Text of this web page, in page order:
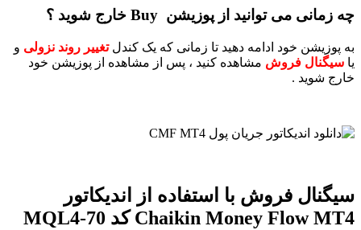
چه زمانی می توانید از پوزیشن Buy خارج شوید ؟
به پوزیشن خود ادامه دهید تا زمانی که یک کندلتغییر روند نزولی و
یا سیگنال فروش مشاهده کنید ، پس از مشاهده از پوزیشن خود
خارج شوید .
سیگنال فروش با استفاده از اندیکاتور
Chaikin Money Flow MT4 کد MQL4-70